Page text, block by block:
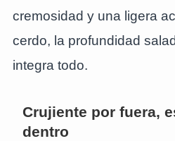
cremosidad y una ligera
cerdo, la profundidad
integra todo.
Crujiente por fuera,
dentro